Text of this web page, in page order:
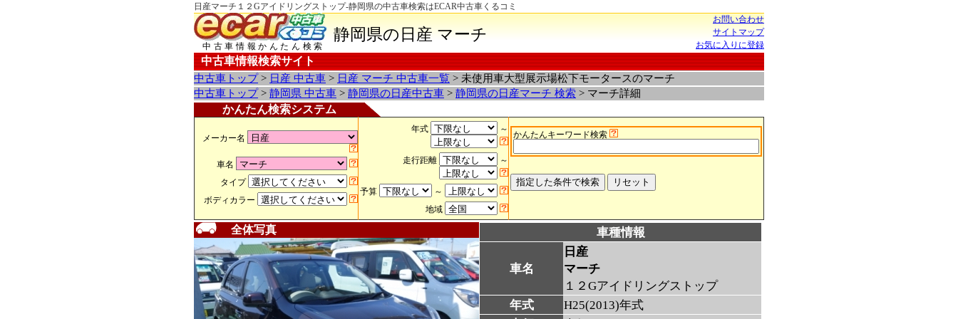
日産マーチ１２Gアイドリングストップ-静岡県の中古車検索はECAR中古車くるコミ
中古車情報かんたん検索
静岡県の日産 マーチ
お問い合わせ
サイトマップ
お気に入りに登録
中古車情報検索サイト
中古車トップ> 日産 中古車 > 日産 マーチ 中古車一覧 > 未使用車大型展示場松下モータースのマーチ
中古車トップ> 静岡県 中古車 > 静岡県の日産中古車 > 静岡県の日産マーチ 検索 > マーチ詳細
かんたん検索システム
メーカー名
車名
タイプ
ボディカラー
年式 ～
走行距離 ～
予算
～
地域
かんたんキーワード検索
全体写真 車種情報
車名
日産
マーチ
１２Gアイドリングストップ
年式
H25(2013)年式